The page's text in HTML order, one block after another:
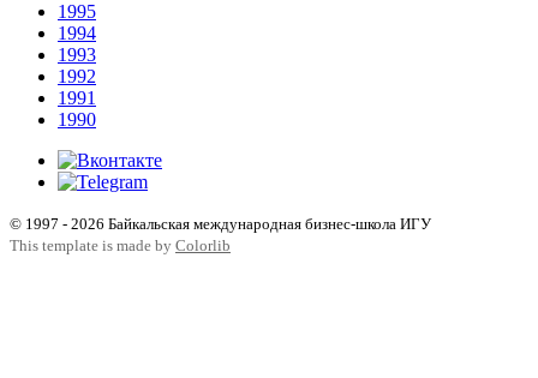
1995
1994
1993
1992
1991
1990
© 1997 - 2026 Байкальская международная бизнес-школа ИГУ
This template is made by Colorlib